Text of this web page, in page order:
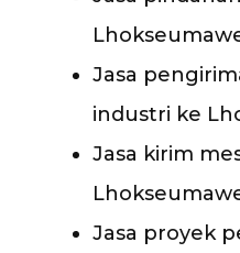
Jasa
industri ke
Jasa kirim
Jasa proyek